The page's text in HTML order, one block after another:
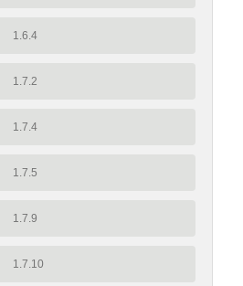
1.6.4
1.7.2
1.7.4
1.7.5
1.7.9
1.7.10